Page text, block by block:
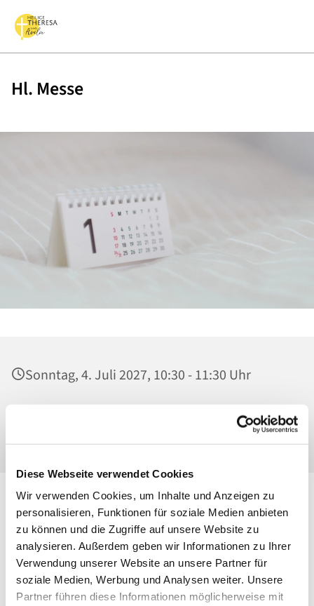
Diese Webseite verwendet Cookies
Wir verwenden Cookies, um Inhalte und Anzeigen zu
personalisieren, Funktionen für soziale Medien anbieten
zu können und die Zugriffe auf unsere Website zu
analysieren. Außerdem geben wir Informationen zu Ihrer
Verwendung unserer Website an unsere Partner für
soziale Medien, Werbung und Analysen weiter. Unsere
Partner führen diese Informationen möglicherweise mit
Hl. Messe
Sonntag, 4. Juli 2027, 10:30 - 11:30 Uhr
Ss. Corpus Christi, Kirche, Conrad-Blenkle-